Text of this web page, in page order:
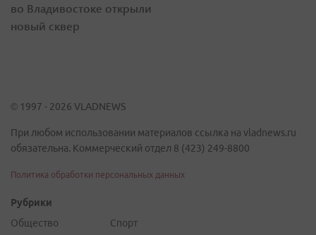
во Владивостоке открыли
новый сквер
© 1997 - 2026 VLADNEWS
При любом использовании материалов ссылка на vladnews.ru
обязательна. Коммерческий отдел 8 (423) 249-8800
Политика обработки персональных данных
Рубрики
Общество
Спорт